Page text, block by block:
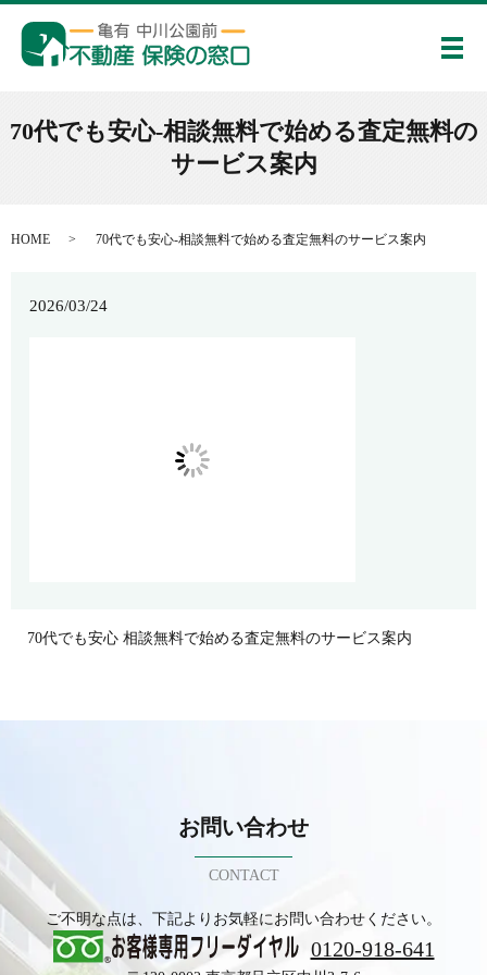
メ
70代でも安心-相談無料で始める査定無料の
サービス案内
HOME 70代でも安心-相談無料で始める査定無料のサービス案内
2026/03/24
70代でも安心 相談無料で始める査定無料のサービス案内
お問い合わせ
CONTACT
ご不明な点は、下記よりお気軽にお問い合わせください。
0120-918-641